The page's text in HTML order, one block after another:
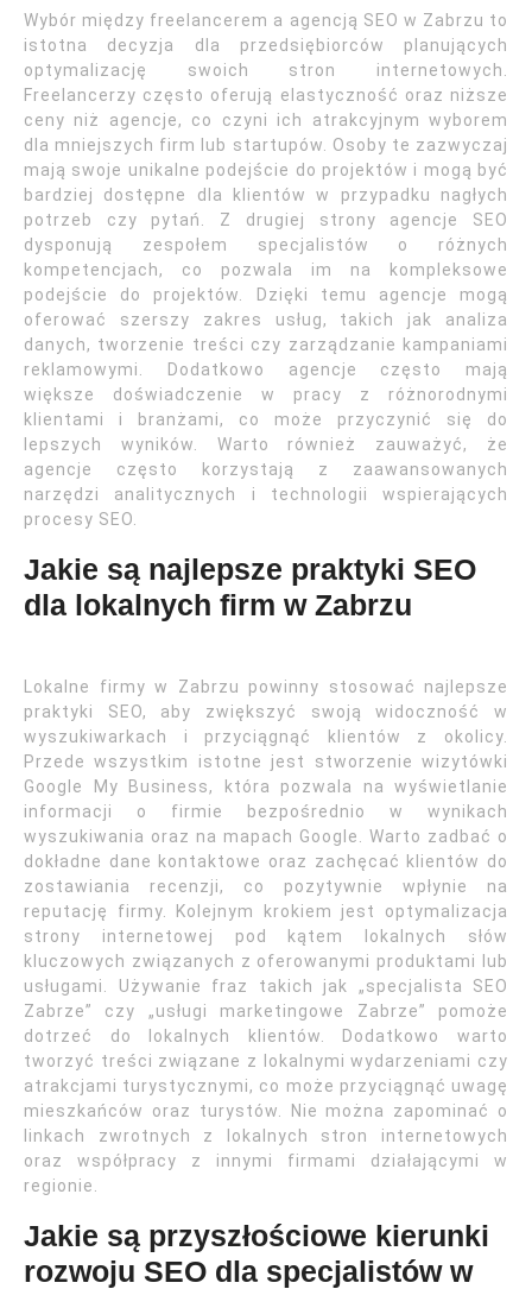
Wybór między freelancerem a agencją SEO w Zabrzu to
istotna decyzja dla przedsiębiorców planujących
optymalizację swoich stron internetowych.
Freelancerzy często oferują elastyczność oraz niższe
ceny niż agencje, co czyni ich atrakcyjnym wyborem
dla mniejszych firm lub startupów. Osoby te zazwyczaj
mają swoje unikalne podejście do projektów i mogą być
bardziej dostępne dla klientów w przypadku nagłych
potrzeb czy pytań. Z drugiej strony agencje SEO
dysponują zespołem specjalistów o różnych
kompetencjach, co pozwala im na kompleksowe
podejście do projektów. Dzięki temu agencje mogą
oferować szerszy zakres usług, takich jak analiza
danych, tworzenie treści czy zarządzanie kampaniami
reklamowymi. Dodatkowo agencje często mają
większe doświadczenie w pracy z różnorodnymi
klientami i branżami, co może przyczynić się do
lepszych wyników. Warto również zauważyć, że
agencje często korzystają z zaawansowanych
narzędzi analitycznych i technologii wspierających
procesy SEO.
Jakie są najlepsze praktyki SEO
dla lokalnych firm w Zabrzu
Lokalne firmy w Zabrzu powinny stosować najlepsze
praktyki SEO, aby zwiększyć swoją widoczność w
wyszukiwarkach i przyciągnąć klientów z okolicy.
Przede wszystkim istotne jest stworzenie wizytówki
Google My Business, która pozwala na wyświetlanie
informacji o firmie bezpośrednio w wynikach
wyszukiwania oraz na mapach Google. Warto zadbać o
dokładne dane kontaktowe oraz zachęcać klientów do
zostawiania recenzji, co pozytywnie wpłynie na
reputację firmy. Kolejnym krokiem jest optymalizacja
strony internetowej pod kątem lokalnych słów
kluczowych związanych z oferowanymi produktami lub
usługami. Używanie fraz takich jak „specjalista SEO
Zabrze” czy „usługi marketingowe Zabrze” pomoże
dotrzeć do lokalnych klientów. Dodatkowo warto
tworzyć treści związane z lokalnymi wydarzeniami czy
atrakcjami turystycznymi, co może przyciągnąć uwagę
mieszkańców oraz turystów. Nie można zapominać o
linkach zwrotnych z lokalnych stron internetowych
oraz współpracy z innymi firmami działającymi w
regionie.
Jakie są przyszłościowe kierunki
rozwoju SEO dla specjalistów w